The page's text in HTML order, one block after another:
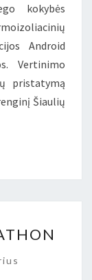
kokybės
Android
Vertinimo
pristatymą
Šiaulių